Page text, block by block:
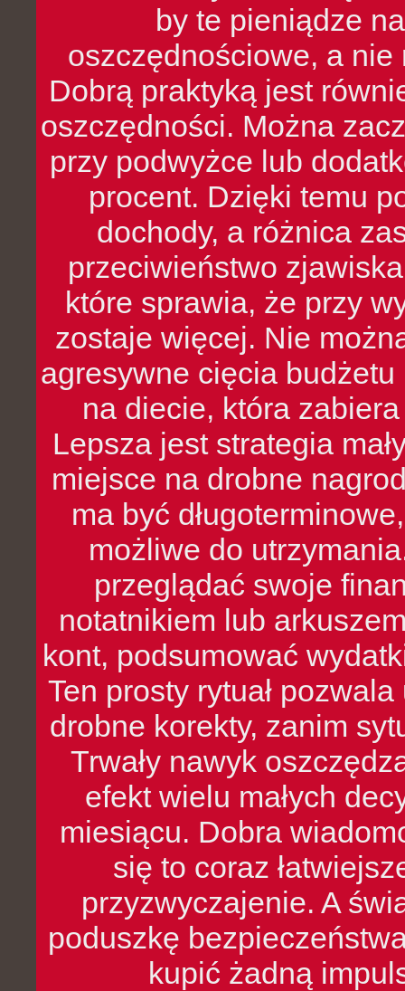
by te pieniądze
oszczędnościowe, a nie
Dobrą praktyką jest
oszczędności. Można
przy podwyżce lub
procent. Dzięki temu
dochody, a różnica
przeciwieństwo
które sprawia, że przy
zostaje więcej. Nie
agresywne cięcia
na diecie, która
Lepsza jest strategia
miejsce na drobne
ma być
możliwe do
przeglądać swoje
notatnikiem lub
kont, podsumować
Ten prosty rytuał
drobne korekty, zanim
Trwały nawyk
efekt wielu małych
miesiącu. Dobra
się to coraz
przyzwyczajenie. A
poduszkę
kupić żadną